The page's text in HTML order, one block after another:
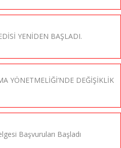
YENİDEN BAŞLADI.
YÖNETMELİĞİ’NDE DEĞİŞİKLİK
Başvuruları Başladı